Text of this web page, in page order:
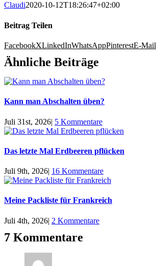
Claudi2020-10-12T18:26:47+02:00
Beitrag Teilen
FacebookXLinkedInWhatsAppPinterestE-Mail
Ähnliche Beiträge
Kann man Abschalten üben?
Juli 31st, 2026| 5 Kommentare
Das letzte Mal Erdbeeren pflücken
Juli 9th, 2026| 16 Kommentare
Meine Packliste für Frankreich
Juli 4th, 2026| 2 Kommentare
7 Kommentare